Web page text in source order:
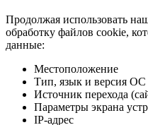
Продолжая использовать
обработку файлов cookie,
данные:
Местоположение
Тип, язык и версия ОС
Источник перехода
Параметры экрана
IP-адрес